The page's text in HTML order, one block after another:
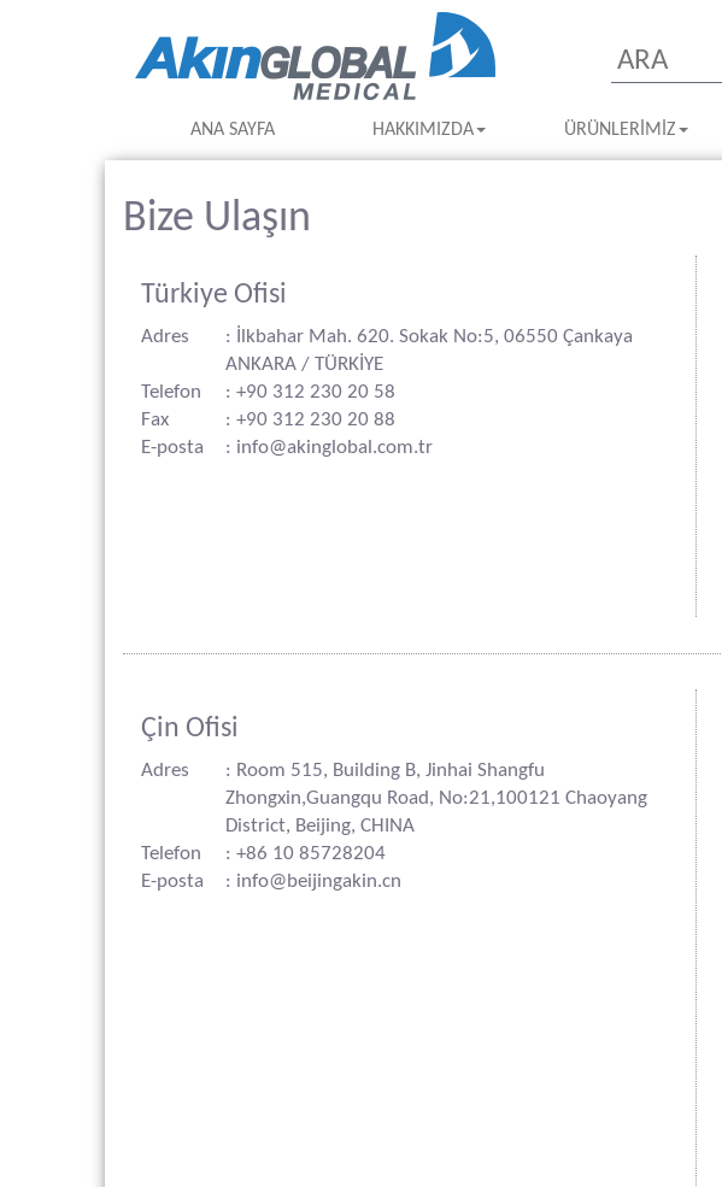
ANA SAYFA HAKKIMIZDA ÜRÜNLERIMIZ
Bize Ulaşın
Türkiye Ofisi
Adres
: İlkbahar Mah. 620. Sokak No:5, 06550 Çankaya
ANKARA / TÜRKİYE
Telefon
: +90 312 230 20 58
Fax
: +90 312 230 20 88
E-posta
: info@akinglobal.com.tr
Çin Ofisi
Adres
: Room 515, Building B, Jinhai Shangfu
Zhongxin,Guangqu Road, No:21,100121 Chaoyang
District, Beijing, CHINA
Telefon
: +86 10 85728204
E-posta
: info@beijingakin.cn